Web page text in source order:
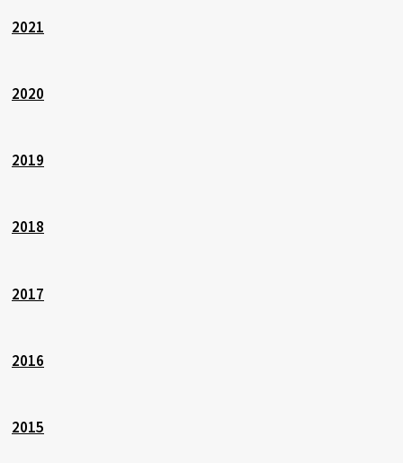
2021
2020
2019
2018
2017
2016
2015